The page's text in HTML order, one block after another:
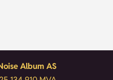
Album AS